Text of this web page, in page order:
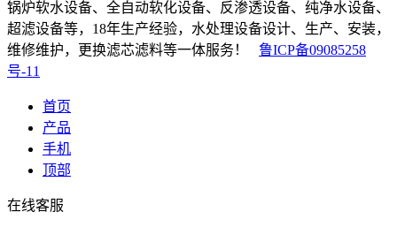
锅炉软水设备、全自动软化设备、反渗透设备、纯净水设备、
超滤设备等，18年生产经验，水处理设备设计、生产、安装，
维修维护，更换滤芯滤料等一体服务！ 鲁ICP备09085258
号-11
首页
产品
手机
顶部
在线客服